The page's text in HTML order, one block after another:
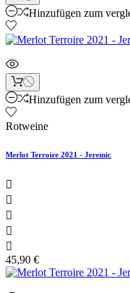
Hinzufügen zum
Hinzufügen zum
Rotweine
Merlot Terroire 2021 - Jeremic





45,90 €